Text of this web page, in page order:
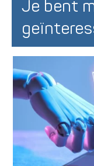
Je bent